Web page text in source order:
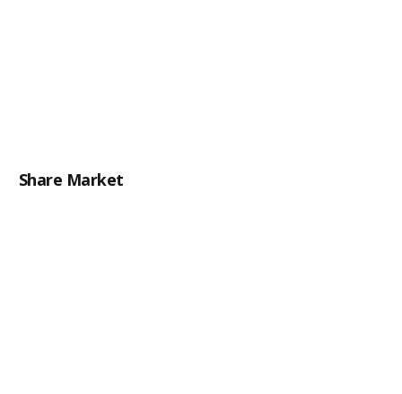
Share Market